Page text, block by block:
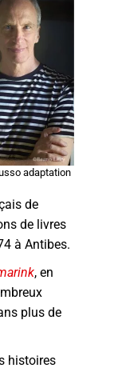
adaptation
de
de livres
à Antibes.
, en
plus de
histoires